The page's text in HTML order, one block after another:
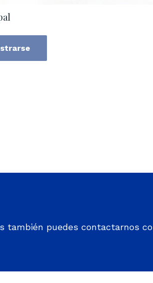
también puedes contactarnos